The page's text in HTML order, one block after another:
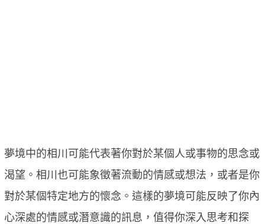
夢境中的相川可能代表著你對於某個人或事物的思念或
渴望。相川也可能象徵著流動的情感或想法，或者是你
對於某個特定地方的懷念。這樣的夢境可能反映了你內
心深處的情感或潛意識的訊息，值得你深入思考和探